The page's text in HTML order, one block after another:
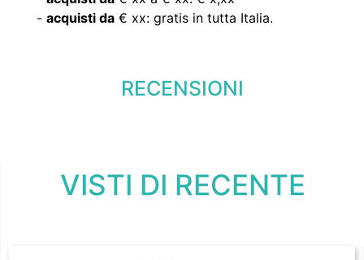
- acquisti da € xx: gratis in tutta Italia.
RECENSIONI
VISTI DI RECENTE